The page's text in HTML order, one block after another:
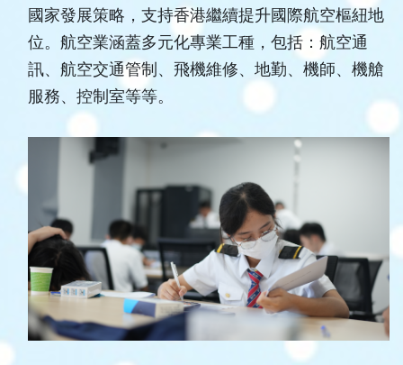
國家發展策略，支持香港繼續提升國際航空樞紐地
位。航空業涵蓋多元化專業工種，包括：航空通
訊、航空交通管制、飛機維修、地勤、機師、機艙
服務、控制室等等。